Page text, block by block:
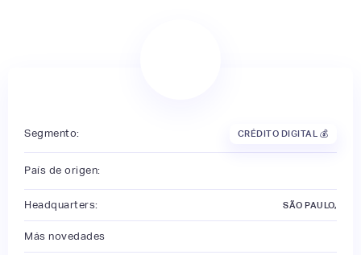
Segmento: CRÉDITO DIGITAL 💰
País de origen:
Headquarters: SÃO PAULO,
Más novedades